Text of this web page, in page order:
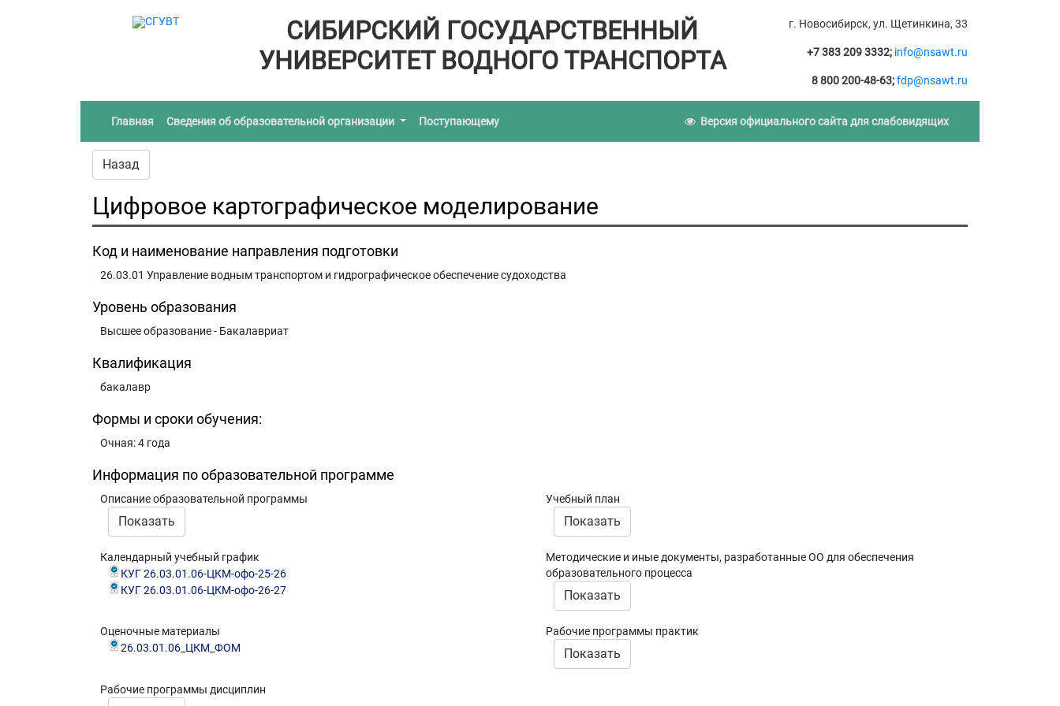
СИБИРСКИЙ ГОСУДАРСТВЕННЫЙ
УНИВЕРСИТЕТ ВОДНОГО ТРАНСПОРТА
г. Новосибирск, ул. Щетинкина, 33
+7 383 209 3332; info@nsawt.ru
8 800 200-48-63;fdp@nsawt.ru
Главная(current)
Сведения об образовательной организации Поступающему Версия официального сайта для слабовидящих
Назад
Цифровое картографическое моделирование
Код и наименование направления подготовки
26.03.01 Управление водным транспортом и гидрографическое обеспечение судоходства
Уровень образования
Высшее образование - Бакалавриат
Квалификация
бакалавр
Формы и сроки обучения:
Очная: 4 года
Информация по образовательной программе
Описание образовательной программы
Показать
Учебный план
Показать
Календарный учебный график
КУГ 26.03.01.06-ЦКМ-офо-25-26
КУГ 26.03.01.06-ЦКМ-офо-26-27
Методические и иные документы, разработанные ОО для обеспечения
образовательного процесса
Показать
Оценочные материалы
26.03.01.06_ЦКМ_ФОМ
Рабочие программы практик
Показать
Рабочие программы дисциплин